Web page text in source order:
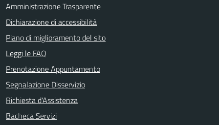
Amministrazione Trasparente
Dichiarazione di accessibilità
Piano di miglioramento del sito
Leggi le FAQ
Prenotazione Appuntamento
Segnalazione Disservizio
Richiesta d'Assistenza
Bacheca Servizi